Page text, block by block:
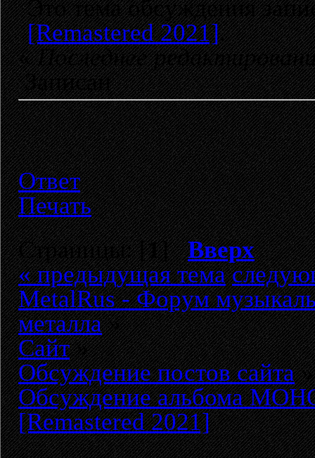
Это тема обсуждения
[Remastered 2021].
«Последнее
Записан
Ответ
Печать
Страницы: [1]Вверх
« предыдущая тема
MetalRus - Форум
металла»
Сайт»
Обсуждение постов сайта»
Обсуждение альбома
[Remastered 2021]